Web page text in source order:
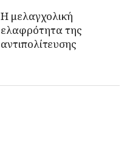
Η μελαγχολική
ελαφρότητα της
αντιπολίτευσης